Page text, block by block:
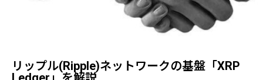
リップル(ripple)ネットワークの基盤「XRP